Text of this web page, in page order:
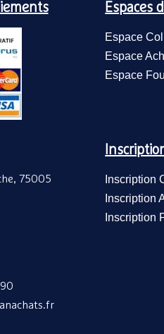
Espaces
Espace
Espace
Espace
75005
Inscription
Inscription
Inscription